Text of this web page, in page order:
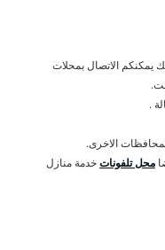
يمكنكم الاتصال بمحلات
.
الاخرى.
محل تلفوناتخدمة منازل